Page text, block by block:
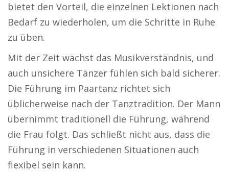
bietet den Vorteil, die einzelnen Lektionen nach
Bedarf zu wiederholen, um die Schritte in Ruhe
zu üben.
Mit der Zeit wächst das Musikverständnis, und
auch unsichere Tänzer fühlen sich bald sicherer.
Die Führung im Paartanz richtet sich
üblicherweise nach der Tanztradition. Der Mann
übernimmt traditionell die Führung, während
die Frau folgt. Das schließt nicht aus, dass die
Führung in verschiedenen Situationen auch
flexibel sein kann.